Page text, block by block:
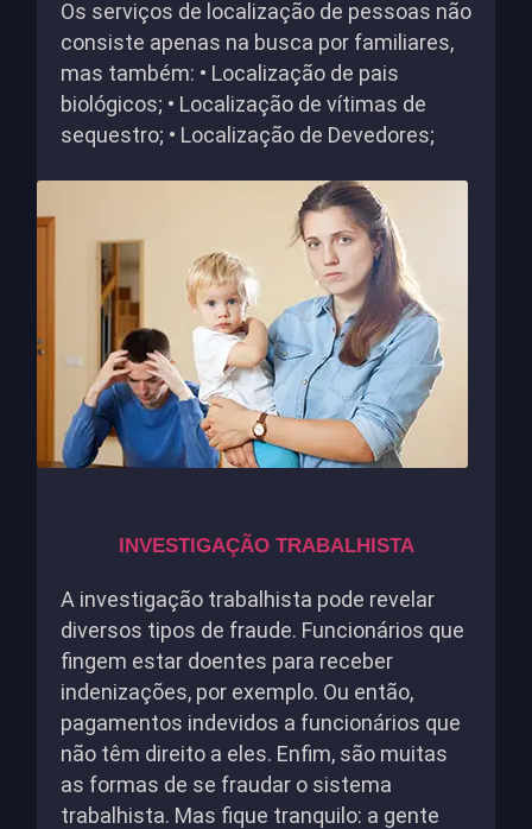
Os serviços de localização de pessoas não
consiste apenas na busca por familiares,
mas também: • Localização de pais
biológicos; • Localização de vítimas de
sequestro; • Localização de Devedores;
INVESTIGAÇÃO TRABALHISTA
A investigação trabalhista pode revelar
diversos tipos de fraude. Funcionários que
fingem estar doentes para receber
indenizações, por exemplo. Ou então,
pagamentos indevidos a funcionários que
não têm direito a eles. Enfim, são muitas
as formas de se fraudar o sistema
trabalhista. Mas fique tranquilo: a gente